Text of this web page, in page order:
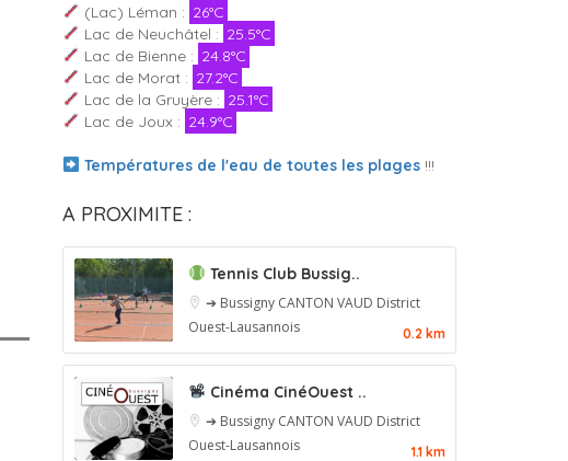
(Lac) Léman : 26°C
Lac de Neuchâtel : 25.5°C
Lac de Bienne : 24.8°C
Lac de Morat : 27.2°C
Lac de la Gruyère : 25.1°C
Lac de Joux : 24.9°C
Températures de l'eau de toutes les plages!!!
A PROXIMITE :
Tennis Club Bussig..
➔ Bussigny CANTON VAUD District
Ouest-Lausannois
0.2 km
Cinéma CinéOuest ..
➔ Bussigny CANTON VAUD District
Ouest-Lausannois
1.1 km